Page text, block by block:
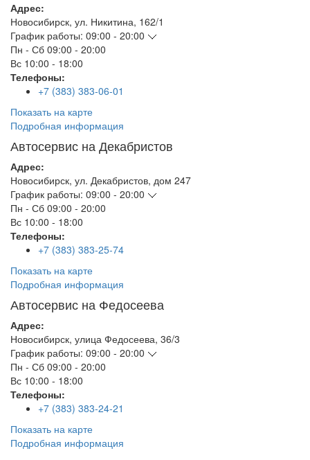
Адрес:
Новосибирск, ул. Никитина, 162/1
График работы: 09:00 - 20:00
Пн - Сб 09:00 - 20:00
Вс 10:00 - 18:00
Телефоны:
+7 (383) 383-06-01
Показать на карте
Подробная информация
Автосервис на Декабристов
Адрес:
Новосибирск, ул. Декабристов, дом 247
График работы: 09:00 - 20:00
Пн - Сб 09:00 - 20:00
Вс 10:00 - 18:00
Телефоны:
+7 (383) 383-25-74
Показать на карте
Подробная информация
Автосервис на Федосеева
Адрес:
Новосибирск, улица Федосеева, 36/3
График работы: 09:00 - 20:00
Пн - Сб 09:00 - 20:00
Вс 10:00 - 18:00
Телефоны:
+7 (383) 383-24-21
Показать на карте
Подробная информация